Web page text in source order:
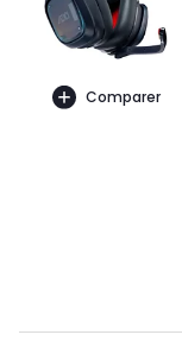
Comparer